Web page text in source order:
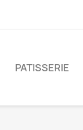
PATISSERIE